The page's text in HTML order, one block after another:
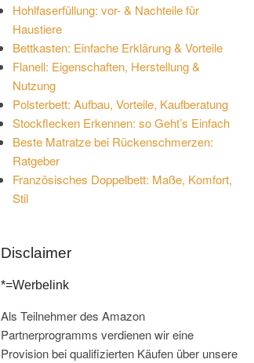
Hohlfaserfüllung: vor- & Nachteile für
Haustiere
Bettkasten: Einfache Erklärung & Vorteile
Flanell: Eigenschaften, Herstellung &
Nutzung
Polsterbett: Aufbau, Vorteile, Kaufberatung
Stockflecken Erkennen: so Geht’s Einfach
Beste Matratze bei Rückenschmerzen:
Ratgeber
Französisches Doppelbett: Maße, Komfort,
Stil
Disclaimer
*=Werbelink
Als Teilnehmer des Amazon
Partnerprogramms verdienen wir eine
Provision bei qualifizierten Käufen über unsere